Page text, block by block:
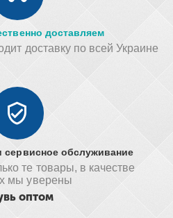
доставляем
доставку по всей Украине
сервисное обслуживание
те товары, в качестве
мы уверены
оптом